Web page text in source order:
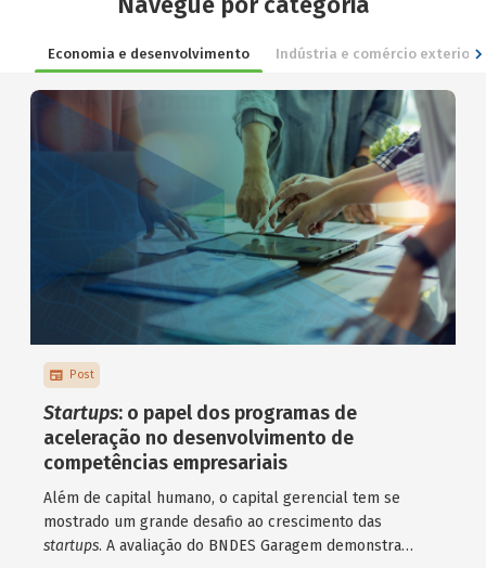
Economia e desenvolvimento Indústria e comércio exterior
Post
Startups: o papel dos programas de
aceleração no desenvolvimento de
competências empresariais
Além de capital humano, o capital gerencial tem se
mostrado um grande desafio ao crescimento das
startups. A avaliação do BNDES Garagem demonstra